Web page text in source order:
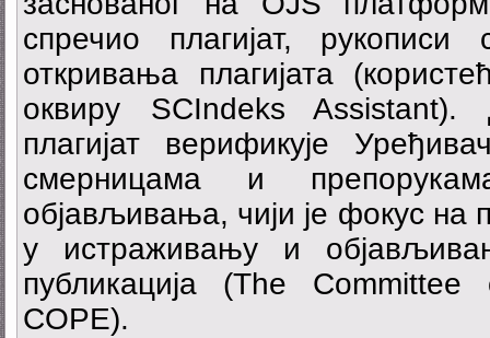
спречио плагијат, рукописи
откривања плагијата
оквиру SCIndeks Assistant).
плагијат верификује
смерницама и
објављивања, чији је фокус на
у истраживању и
публикација (The
COPE).